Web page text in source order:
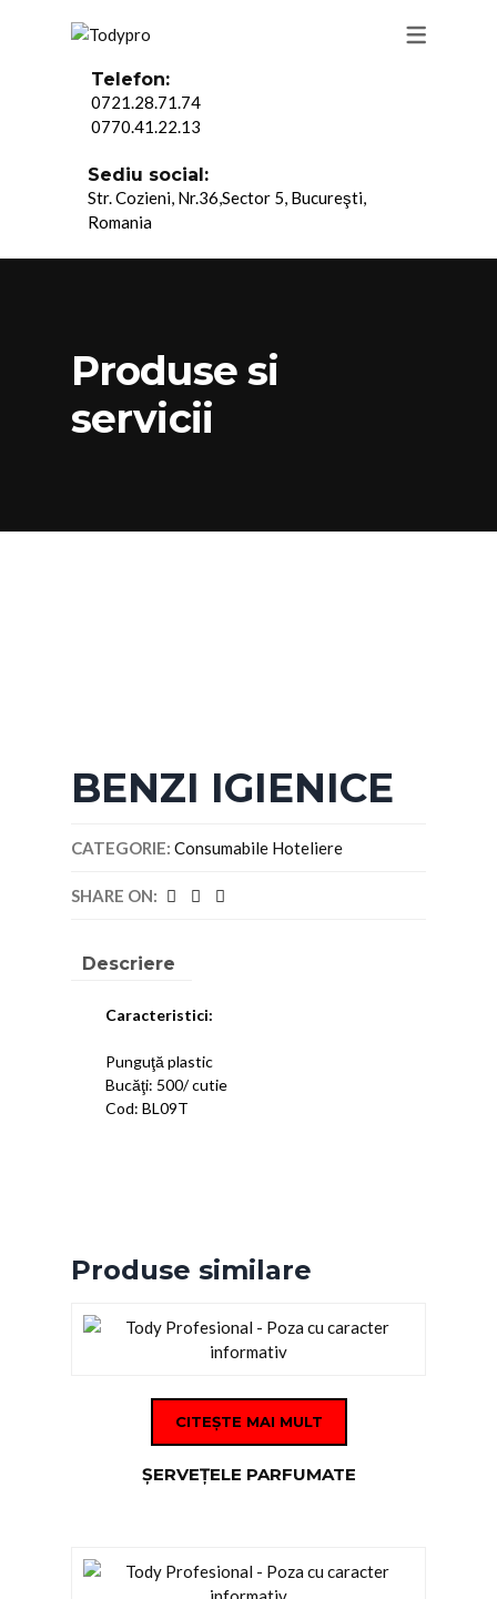
TABEL MASURI
LOCURI DE MUNCA
TRIMITE C.V-UL TAU
Telefon:
0721.28.71.74
0770.41.22.13
Sediu social:
Str. Cozieni, Nr.36,Sector 5, Bucureşti,
Romania
Produse si
servicii
BENZI IGIENICE
CATEGORIE: Consumabile Hoteliere
SHARE ON:
Descriere
Caracteristici:
Punguţă plastic
Bucăţi: 500/ cutie
Cod: BL09T
Produse similare
CITEȘTE MAI MULT
ŞERVEŢELE PARFUMATE